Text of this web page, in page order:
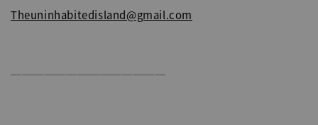
Theuninhabitedisland@gmail.com
──────────────